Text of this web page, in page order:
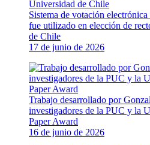
Sistema de votación
fue utilizado en elección de
de Chile
17 de junio de 2026
Trabajo desarrollado por
investigadores de la PUC y la
Paper Award
16 de junio de 2026